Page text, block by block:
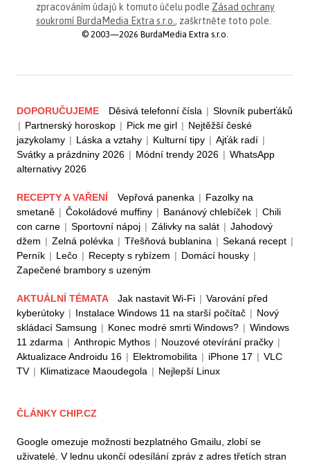
zpracováním údajů k tomuto účelu podle Zásad ochrany
soukromí BurdaMedia Extra s.r.o. , zaškrtněte toto pole.
© 2003—2026 BurdaMedia Extra s.r.o.
DOPORUČUJEME Děsivá telefonní čísla | Slovník puberťáků
| Partnerský horoskop | Pick me girl | Nejtěžší české
jazykolamy | Láska a vztahy | Kulturní tipy | Ajťák radí |
Svátky a prázdniny 2026 | Módní trendy 2026 | WhatsApp
alternativy 2026
RECEPTY A VAŘENÍ Vepřová panenka | Fazolky na
smetaně | Čokoládové muffiny | Banánový chlebíček | Chili
con carne | Sportovní nápoj | Zálivky na salát | Jahodový
džem | Zelná polévka | Třešňová bublanina | Sekaná recept |
Perník | Lečo | Recepty s rybízem | Domácí housky |
Zapečené brambory s uzeným
AKTUÁLNÍ TÉMATA Jak nastavit Wi-Fi | Varování před
kyberútoky | Instalace Windows 11 na starší počítač | Nový
skládací Samsung | Konec modré smrti Windows? | Windows
11 zdarma | Anthropic Mythos | Nouzové otevírání pračky |
Aktualizace Androidu 16 | Elektromobilita | iPhone 17 | VLC
TV | Klimatizace Maoudegola | Nejlepší Linux
ČLÁNKY CHIP.CZ
Google omezuje možnosti bezplatného Gmailu, zlobí se
uživatelé. V lednu ukončí odesílání zpráv z adres třetích stran